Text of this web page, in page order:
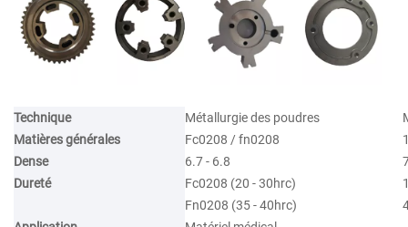
Technique Métallurgie des poudres
Matières générales
Fc0208 / fn0208
Dense
6.7 - 6.8
Dureté
Fc0208 (20 - 30hrc)
Fn0208 (35 - 40hrc)